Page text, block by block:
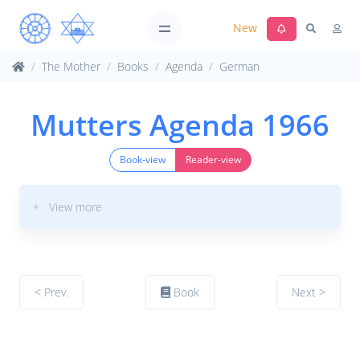
New
The Mother Books Agenda German
Mutters Agenda 1966
Book-view Reader-view
+ View more
< Prev. Book Next >